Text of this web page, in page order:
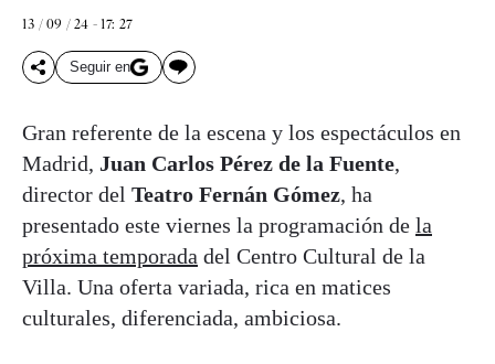
13 / 09 / 24 - 17: 27
Seguir en
Gran referente de la escena y los espectáculos en
Madrid, Juan Carlos Pérez de la Fuente,
director del Teatro Fernán Gómez, ha
presentado este viernes la programación de la
próxima temporada del Centro Cultural de la
Villa. Una oferta variada, rica en matices
culturales, diferenciada, ambiciosa.